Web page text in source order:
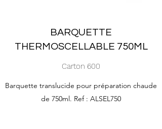
BARQUETTE
THERMOSCELLABLE 750ML
Carton 600
Barquette translucide pour préparation chaude
de 750ml. Ref : ALSEL750